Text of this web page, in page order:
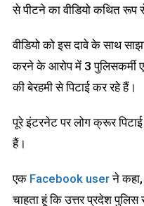
से पीटने का वीडियो कथित रूप
वीडियो को इस दावे के साथ
करने के आरोप में 3 पुलिसकर्मी
की बेरहमी से पिटाई कर रहे हैं।
पूरे इंटरनेट पर लोग क्रूर
हैं।
एक Facebook userने कहा,
चाहता हूं कि उत्तर प्रदेश